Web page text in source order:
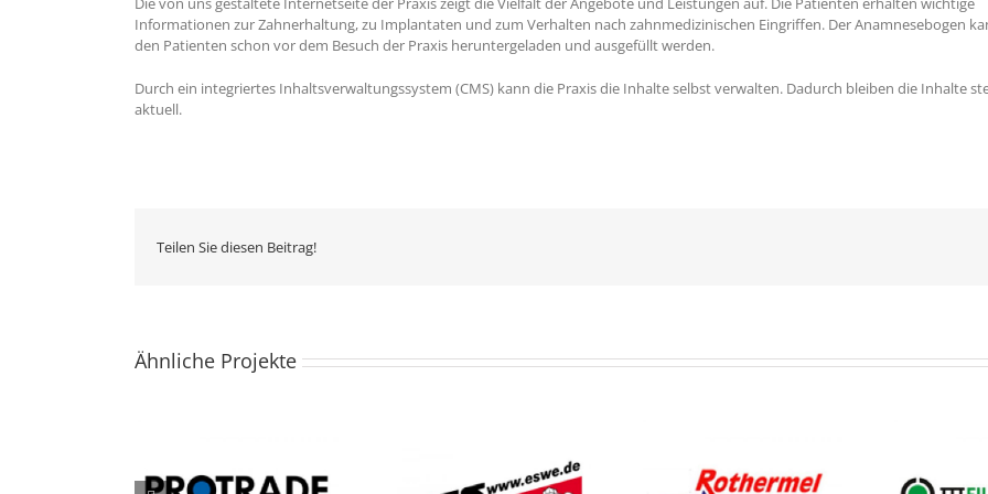
Informationen zur Zahnerhaltung, zu Implantaten und zum Verhalten nach zahnmedizinischen Eingriffen. Der Anamnesebogen
den Patienten schon vor dem Besuch der Praxis heruntergeladen und ausgefüllt werden.
Durch ein integriertes Inhaltsverwaltungssystem (CMS) kann die Praxis die Inhalte selbst verwalten. Dadurch bleiben die Inhalte
aktuell.
Teilen Sie diesen Beitrag!
Ähnliche Projekte